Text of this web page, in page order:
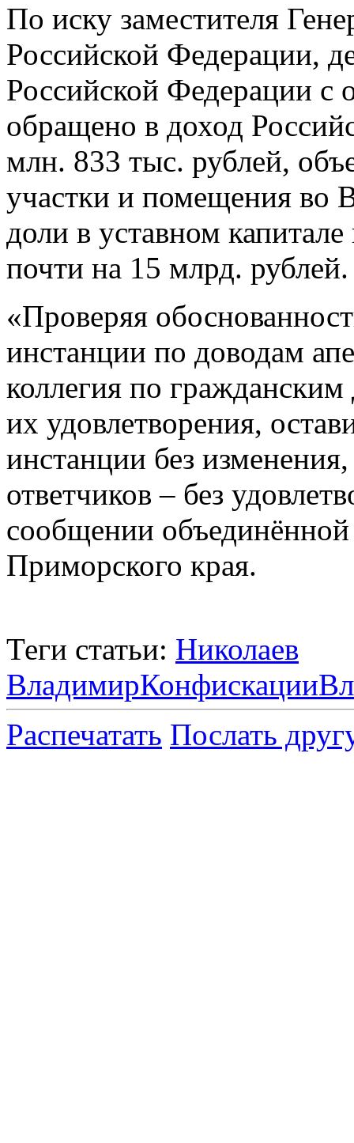
По иску заместителя
Российской Федерации,
Российской Федерации с
обращено в доход
млн. 833 тыс. рублей,
участки и помещения во
доли в уставном
почти на 15 млрд. рублей.
«Проверяя
инстанции по доводам
коллегия по
их удовлетворения,
инстанции без
ответчиков – без
сообщении
Приморского края.
Теги статьи: Николаев
ВладимирКонфискации
Распечатать Послать